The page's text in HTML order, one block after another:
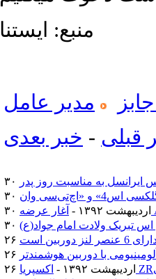
منبع: ایستنا
مدیر عامل
قبلی - خبر بعدی
ایرانسل به مناسبت روز پدر
۳۰ اردیبهشت ۱۳۹۲ -
تبریک ولادت امام جواد(ع)
۲۶ اردیبهشت ۱۳۹۲ -